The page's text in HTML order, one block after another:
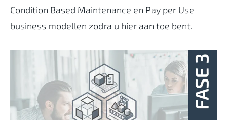
Condition Based Maintenance en Pay per Use
business modellen zodra u hier aan toe bent.